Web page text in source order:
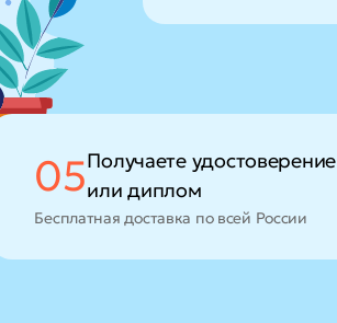
05Получаете удостоверение
или диплом
Бесплатная доставка по всей России